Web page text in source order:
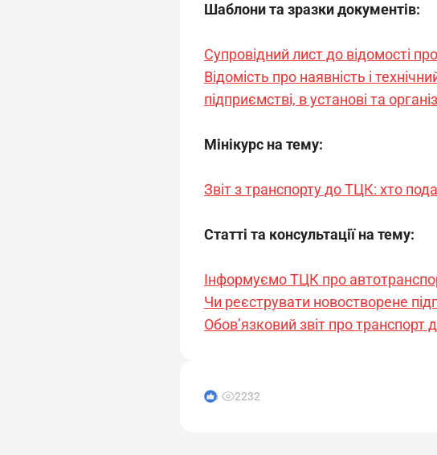
Шаблони та зразки документів:
Супровідний лист до відомості
Відомість про наявність і
підприємстві, в установі та
Мінікурс на тему:
Звіт з транспорту до ТЦК: хто
Статті та консультації на тему:
Інформуємо ТЦК про
Чи реєструвати новостворене
Обов’язковий звіт про
6 2232